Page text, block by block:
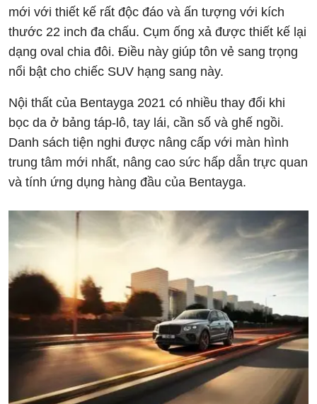
mới với thiết kế rất độc đáo và ấn tượng với kích
thước 22 inch đa chấu. Cụm ống xả được thiết kế lại
dạng oval chia đôi. Điều này giúp tôn vẻ sang trọng
nổi bật cho chiếc SUV hạng sang này.
Nội thất của Bentayga 2021 có nhiều thay đổi khi
bọc da ở bảng táp-lô, tay lái, cần số và ghế ngồi.
Danh sách tiện nghi được nâng cấp với màn hình
trung tâm mới nhất, nâng cao sức hấp dẫn trực quan
và tính ứng dụng hàng đầu của Bentayga.